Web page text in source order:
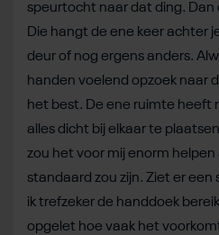
speurtocht naar dat ding. Dan
Die hangt de ene keer achter
deur of nog ergens anders.
handen voelend opzoek naar
het best. De ene ruimte heeft
alles dicht bij elkaar te
zou het voor mij enorm
standaard zou zijn. Ziet er een
ik trefzeker de handdoek
opgelet hoe vaak het